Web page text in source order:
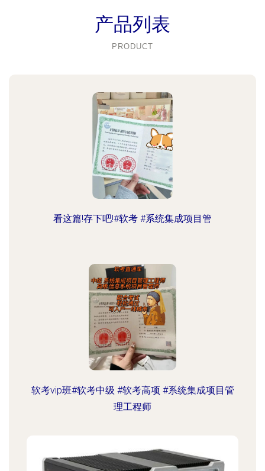
产品列表
PRODUCT
看这篇!存下吧!#软考 #系统集成项目管
软考vip班#软考中级 #软考高项 #系统集成项目管
理工程师